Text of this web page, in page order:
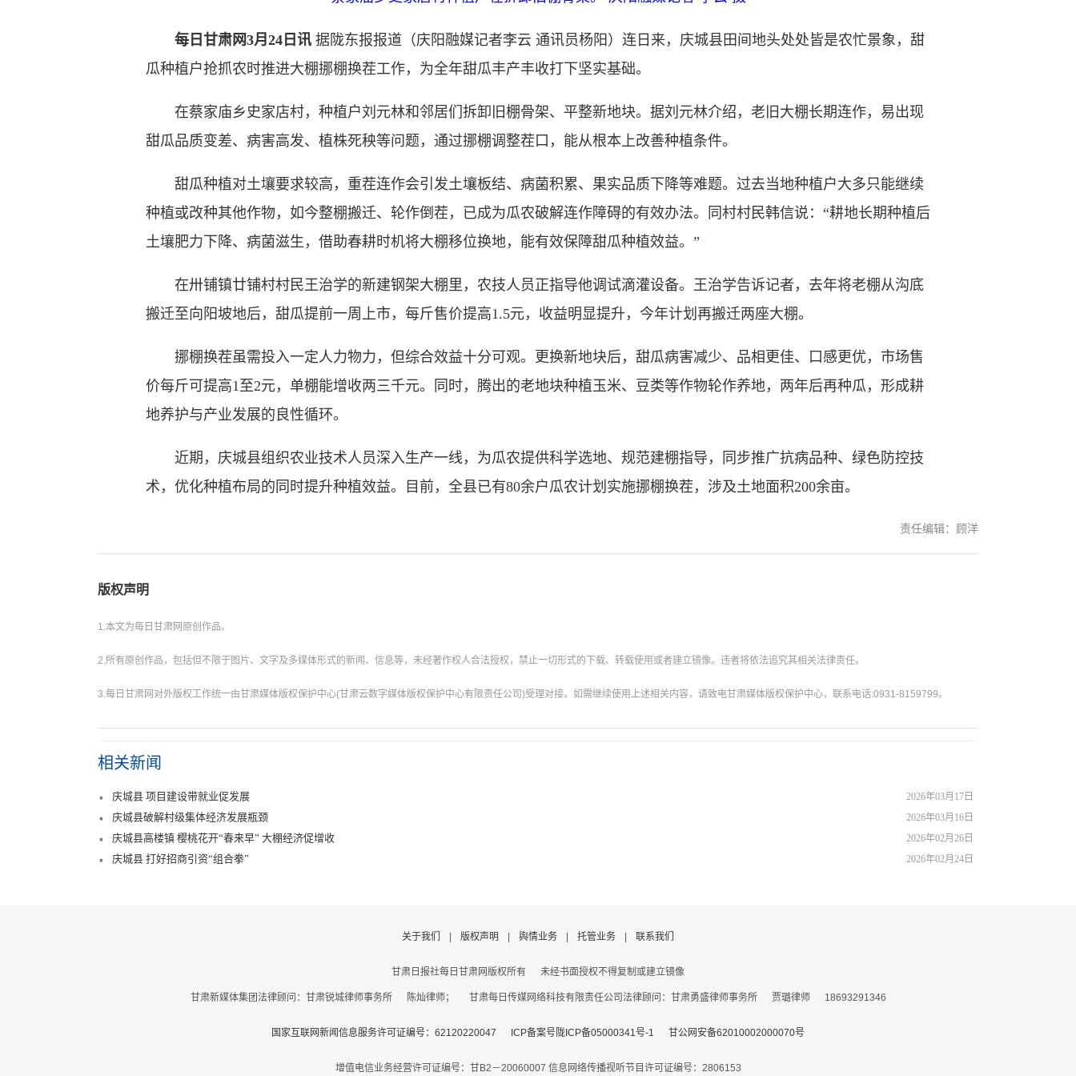
每日甘肃网3月24日讯 据陇东报报道（庆阳融媒记者李云 通讯员杨阳）连日来，庆城县田间地头处处皆是农忙景象，甜
瓜种植户抢抓农时推进大棚挪棚换茬工作，为全年甜瓜丰产丰收打下坚实基础。
在蔡家庙乡史家店村，种植户刘元林和邻居们拆卸旧棚骨架、平整新地块。据刘元林介绍，老旧大棚长期连作，易出现
甜瓜品质变差、病害高发、植株死秧等问题，通过挪棚调整茬口，能从根本上改善种植条件。
甜瓜种植对土壤要求较高，重茬连作会引发土壤板结、病菌积累、果实品质下降等难题。过去当地种植户大多只能继续
种植或改种其他作物，如今整棚搬迁、轮作倒茬，已成为瓜农破解连作障碍的有效办法。同村村民韩信说：“耕地长期种植后
土壤肥力下降、病菌滋生，借助春耕时机将大棚移位换地，能有效保障甜瓜种植效益。”
在卅铺镇廿铺村村民王治学的新建钢架大棚里，农技人员正指导他调试滴灌设备。王治学告诉记者，去年将老棚从沟底
搬迁至向阳坡地后，甜瓜提前一周上市，每斤售价提高1.5元，收益明显提升，今年计划再搬迁两座大棚。
挪棚换茬虽需投入一定人力物力，但综合效益十分可观。更换新地块后，甜瓜病害减少、品相更佳、口感更优，市场售
价每斤可提高1至2元，单棚能增收两三千元。同时，腾出的老地块种植玉米、豆类等作物轮作养地，两年后再种瓜，形成耕
地养护与产业发展的良性循环。
近期，庆城县组织农业技术人员深入生产一线，为瓜农提供科学选地、规范建棚指导，同步推广抗病品种、绿色防控技
术，优化种植布局的同时提升种植效益。目前，全县已有80余户瓜农计划实施挪棚换茬，涉及土地面积200余亩。
责任编辑：顾洋
版权声明
1.本文为每日甘肃网原创作品。
2.所有原创作品，包括但不限于图片、文字及多媒体形式的新闻、信息等，未经著作权人合法授权，禁止一切形式的下载、转载使用或者建立镜像。违者将依法追究其相关法律责任。
3.每日甘肃网对外版权工作统一由甘肃媒体版权保护中心(甘肃云数字媒体版权保护中心有限责任公司)受理对接。如需继续使用上述相关内容，请致电甘肃媒体版权保护中心，联系电话:0931-8159799。
相关新闻
2026年03月17日
庆城县 项目建设带就业促发展
2026年03月16日
庆城县破解村级集体经济发展瓶颈
2026年02月26日
庆城县高楼镇 樱桃花开“春来早” 大棚经济促增收
2026年02月24日
庆城县 打好招商引资“组合拳”
关于我们 版权声明 舆情业务 托管业务 联系我们
甘肃日报社每日甘肃网版权所有 未经书面授权不得复制或建立镜像
甘肃新媒体集团法律顾问：甘肃锐城律师事务所 陈灿律师； 甘肃每日传媒网络科技有限责任公司法律顾问：甘肃勇盛律师事务所 贾璐律师 18693291346
国家互联网新闻信息服务许可证编号：62120220047 ICP备案号陇ICP备05000341号-1 甘公网安备62010002000070号
增值电信业务经营许可证编号：甘B2－20060007 信息网络传播视听节目许可证编号：2806153